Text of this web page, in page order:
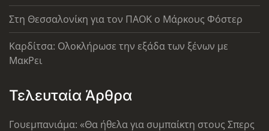
Στη Θεσσαλονίκη για τον ΠΑΟΚ ο Μάρκους Φόστερ
Καρδίτσα: Ολοκλήρωσε την εξάδα των ξένων με
ΜακΡει
Τελευταία Άρθρα
Γουεμπανιάμα: «Θα ήθελα για συμπαίκτη στους Σπερς